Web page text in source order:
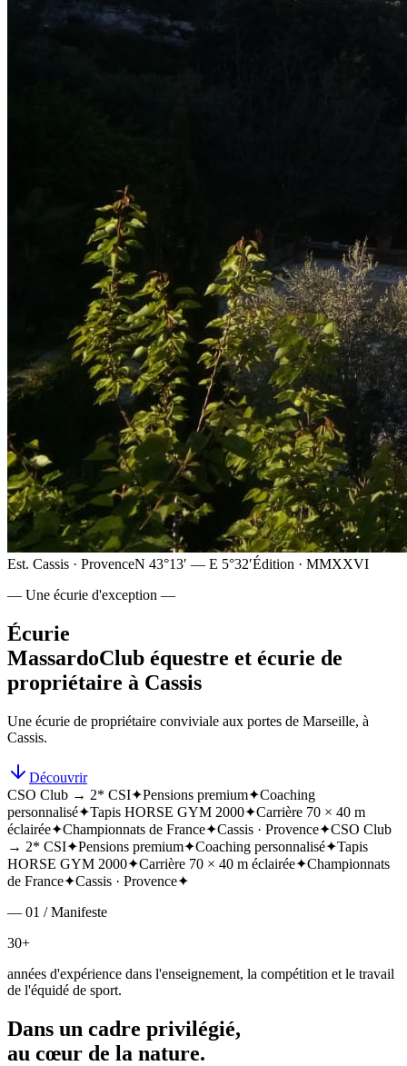
Est. Cassis · ProvenceN 43°13′ — E 5°32′Édition · MMXXVI
— Une écurie d'exception —
Écurie
MassardoClub équestre et écurie de
propriétaire à Cassis
Une écurie de propriétaire conviviale aux portes de Marseille, à
Cassis.
Découvrir
CSO Club → 2* CSI✦Pensions premium✦Coaching
personnalisé✦Tapis HORSE GYM 2000✦Carrière 70 × 40 m
éclairée✦Championnats de France✦Cassis · Provence✦CSO Club
→ 2* CSI✦Pensions premium✦Coaching personnalisé✦Tapis
HORSE GYM 2000✦Carrière 70 × 40 m éclairée✦Championnats
de France✦Cassis · Provence✦
— 01 / Manifeste
30+
années d'expérience dans l'enseignement, la compétition et le travail
de l'équidé de sport.
Dans un cadre privilégié,
au cœur de la nature.